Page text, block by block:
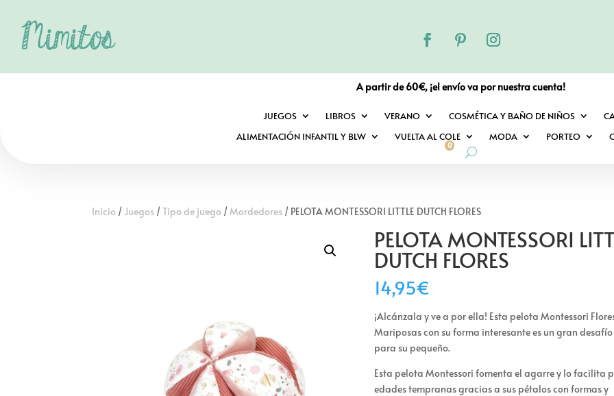
A partir de 60€, ¡el envío va por nuestra cuenta!
JUEGOS LIBROS VERANO COSMÉTICA Y BAÑO DE NIÑOS
ALIMENTACIÓN INFANTIL Y BLW
VUELTA AL COLE MODA PORTEO
0
Inicio / Juegos /Tipo de juego /Mordedores / PELOTA MONTESSORI LITTLE DUTCH FLORES
PELOTA MONTESSORI
DUTCH FLORES
14,95€
¡Alcánzala y ve a por ella! Esta pelota Montessori
Mariposas con su forma interesante es un gran desafío
para su pequeño.
Esta pelota Montessori fomenta el agarre y lo facilita
edades tempranas gracias a sus pétalos con formas y